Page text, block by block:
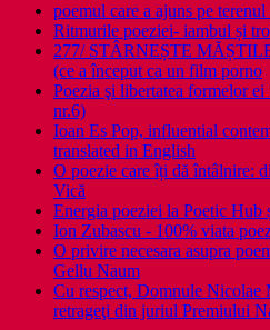
poemul care a ajuns pe
Ritmurile poeziei- iambul și
277/ STÂRNEȘTE
(ce a început ca un film porno
Poezia şi libertatea formelor
nr.6)
Ioan Es Pop, influential
translated in English
O poezie care îți dă întâlnire:
Vică
Energia poeziei la Poetic Hub
Ion Zubascu - 100% viata
O privire necesara asupra
Gellu Naum
Cu respect, Domnule Nicolae
retrageţi din juriul Premiului